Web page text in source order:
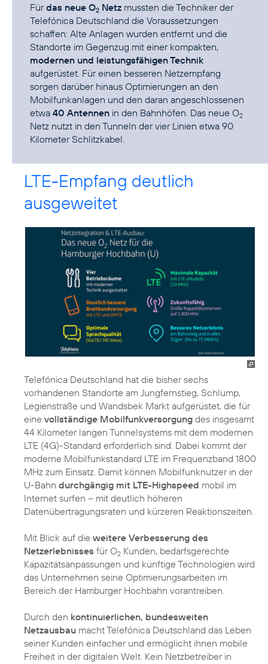
Fürdas neue O2 Netz mussten die Techniker der
Telefónica Deutschland die Voraussetzungen
schaffen: Alte Anlagen wurden entfernt und die
Standorte im Gegenzug mit einer kompakten,
modernen und leistungsfähigen Technik
aufgerüstet. Für einen besseren Netzempfang
sorgen darüber hinaus Optimierungen an den
Mobilfunkanlagen und den daran angeschlossenen
etwa 40 Antennen in den Bahnhöfen. Das neue O2
Netz nutzt in den Tunneln der vier Linien etwa 90
Kilometer Schlitzkabel.
LTE-Empfang deutlich
ausgeweitet
Telefónica Deutschland hat die bisher sechs
vorhandenen Standorte am Jungfernstieg, Schlump,
Legienstraße und Wandsbek Markt aufgerüstet, die für
eine vollständige Mobilfunkversorgung des insgesamt
44 Kilometer langen Tunnelsystems mit dem modernen
LTE (4G)-Standard erforderlich sind. Dabei kommt der
moderne Mobilfunkstandard LTE im Frequenzband 1800
MHz zum Einsatz. Damit können Mobilfunknutzer in der
U-Bahn durchgängig mit LTE-Highspeed mobil im
Internet surfen – mit deutlich höheren
Datenübertragungsraten und kürzeren Reaktionszeiten.
Mit Blick auf die weitere Verbesserung des
Netzerlebnisses für O2 Kunden, bedarfsgerechte
Kapazitätsanpassungen und künftige Technologien wird
das Unternehmen seine Optimierungsarbeiten im
Bereich der Hamburger Hochbahn vorantreiben.
Durch den kontinuierlichen, bundesweiten
Netzausbau macht Telefónica Deutschland das Leben
seiner Kunden einfacher und ermöglicht ihnen mobile
Freiheit in der digitalen Welt. Kein Netzbetreiber in